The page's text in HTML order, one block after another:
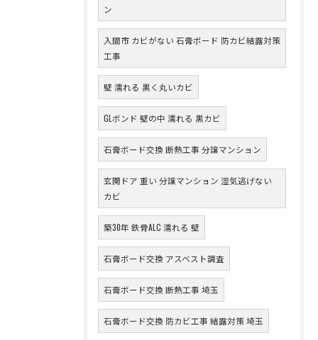
ン
入間市 カビがない 石膏ボード 防カビ結露対策
工事
壁 濡れる 黒く丸いカビ
GLボンド 壁の中 濡れる 黒カビ
石膏ボード交換 断熱工事 分譲マンション
玄関ドア 重い 分譲マンション 湿気逃げない
カビ
築30年 鉄骨ALC 濡れる 壁
石膏ボード交換 アスベスト調査
石膏ボード交換 断熱工事 埼玉
石膏ボード交換 防カビ工事 結露対策 埼玉